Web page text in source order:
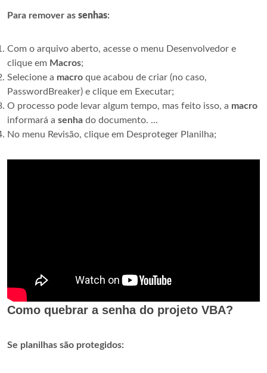
Para remover as senhas:
Com o arquivo aberto, acesse o menu Desenvolvedor e
clique em Macros;
Selecione a macro que acabou de criar (no caso,
PasswordBreaker) e clique em Executar;
O processo pode levar algum tempo, mas feito isso, a macro
informará a senha do documento. ...
No menu Revisão, clique em Desproteger Planilha;
Como quebrar a senha do projeto VBA?
Se planilhas são protegidos: